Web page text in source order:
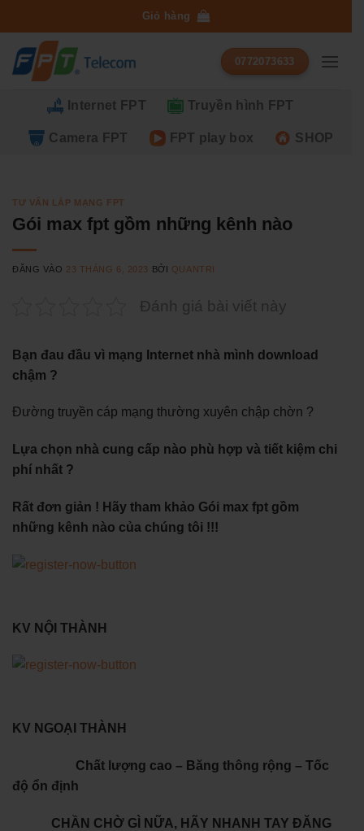
qua
dung
Giỏ hàng
0772073633
Internet FPT Truyền hình FPT
Camera FPT FPT play box SHOP
TƯ VẤN LẮP MẠNG FPT
Gói max fpt gồm những kênh nào
ĐĂNG VÀO 23 THÁNG 6, 2023 BỞI QUANTRI
Đánh giá bài viết này
Bạn đau đầu vì mạng Internet nhà mình download
chậm ?
Đường truyền cáp mạng thường xuyên chập chờn ?
Lựa chọn nhà cung cấp nào phù hợp và tiết kiệm chi
phí nhất ?
Rất đơn giản ! Hãy tham khảo Gói max fpt gồm
những kênh nào của chúng tôi !!!
KV NỘI THÀNH
KV NGOẠI THÀNH
Chất lượng cao – Băng thông rộng – Tốc
độ ổn định
CHẦN CHỜ GÌ NỮA, HÃY NHANH TAY ĐĂNG